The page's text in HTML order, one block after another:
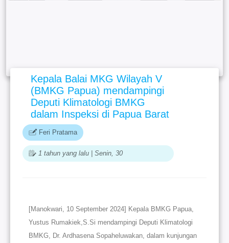
Kepala Balai MKG Wilayah V
(BMKG Papua) mendampingi
Deputi Klimatologi BMKG
dalam Inspeksi di Papua Barat
Feri Pratama
1 tahun yang lalu | Senin, 30
[Manokwari, 10 September 2024] Kepala BMKG Papua,
Yustus Rumakiek,S.Si mendampingi Deputi Klimatologi
BMKG, Dr. Ardhasena Sopaheluwakan, dalam kunjungan